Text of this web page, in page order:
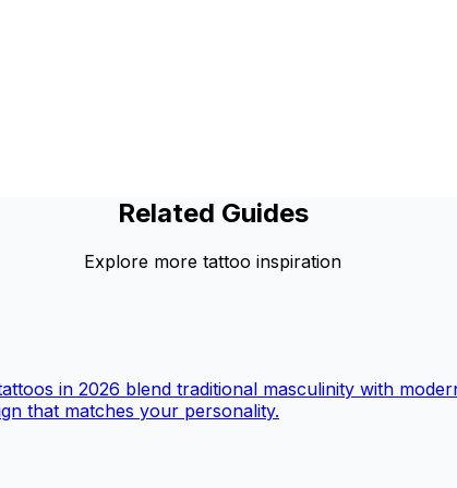
Related Guides
Explore more tattoo inspiration
in 2026 blend traditional masculinity with
that matches your personality.